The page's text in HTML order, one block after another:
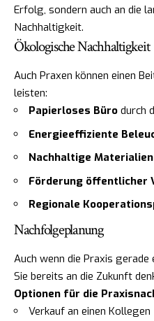
Erfolg, sondern auch an die
Nachhaltigkeit.
Ökologische Nachhaltigkeit
Auch Praxen können einen
leisten:
Papierloses Büro durch
Energieeffiziente
Nachhaltige Materialien
Förderung öffentlicher
Regionale
Nachfolgeplanung
Auch wenn die Praxis
Sie bereits an die Zukunft
Optionen für die
Verkauf an einen Kollegen